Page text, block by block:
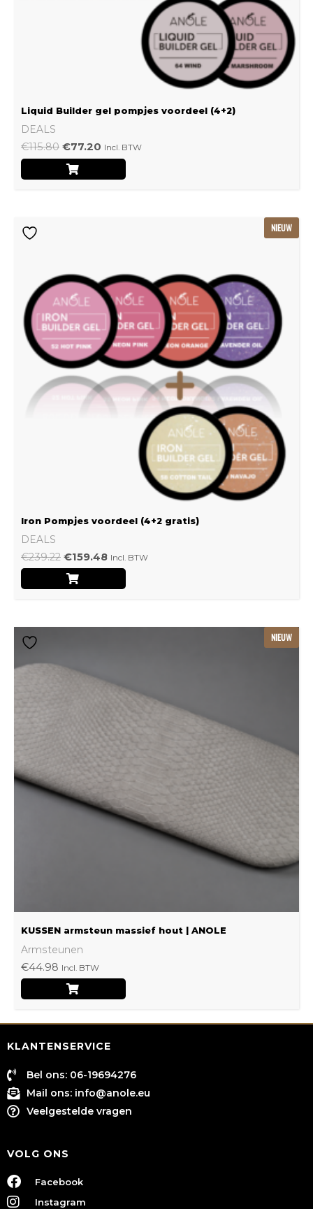
Liquid Builder gel pompjes voordeel (4+2)
DEALS
€115.80 €77.20 Incl. BTW
NIEUW
Iron Pompjes voordeel (4+2 gratis)
DEALS
€239.22 €159.48 Incl. BTW
NIEUW
KUSSEN armsteun massief hout | ANOLE
Armsteunen
€44.98 Incl. BTW
meerdere
variaties.
gekozen
worden
KLANTENSERVICE
Bel ons: 06-19694276
Mail ons: info@anole.eu
Veelgestelde vragen
VOLG ONS
Facebook
Instagram